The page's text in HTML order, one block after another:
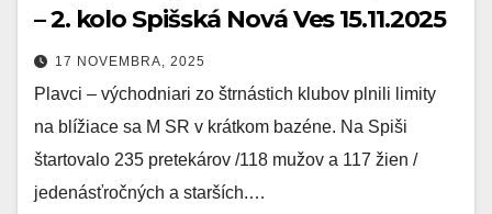
– 2. kolo Spišská Nová Ves 15.11.2025
17 NOVEMBRA, 2025
Plavci – východniari zo štrnástich klubov plnili limity
na blížiace sa M SR v krátkom bazéne. Na Spiši
štartovalo 235 pretekárov /118 mužov a 117 žien /
jedenásťročných a starších.…